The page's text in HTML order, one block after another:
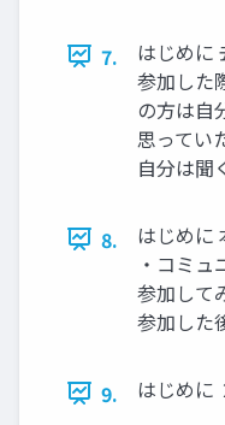
7.
はじめに
参加した
の方は自
思ってい
自分は聞
8.
はじめに
・コミ
参加して
参加した
9. はじめに